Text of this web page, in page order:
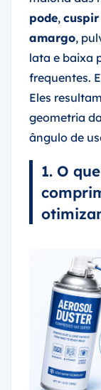
amargo
,
lata e baixa
frequentes.
Eles
geometria
ângulo de
1. O